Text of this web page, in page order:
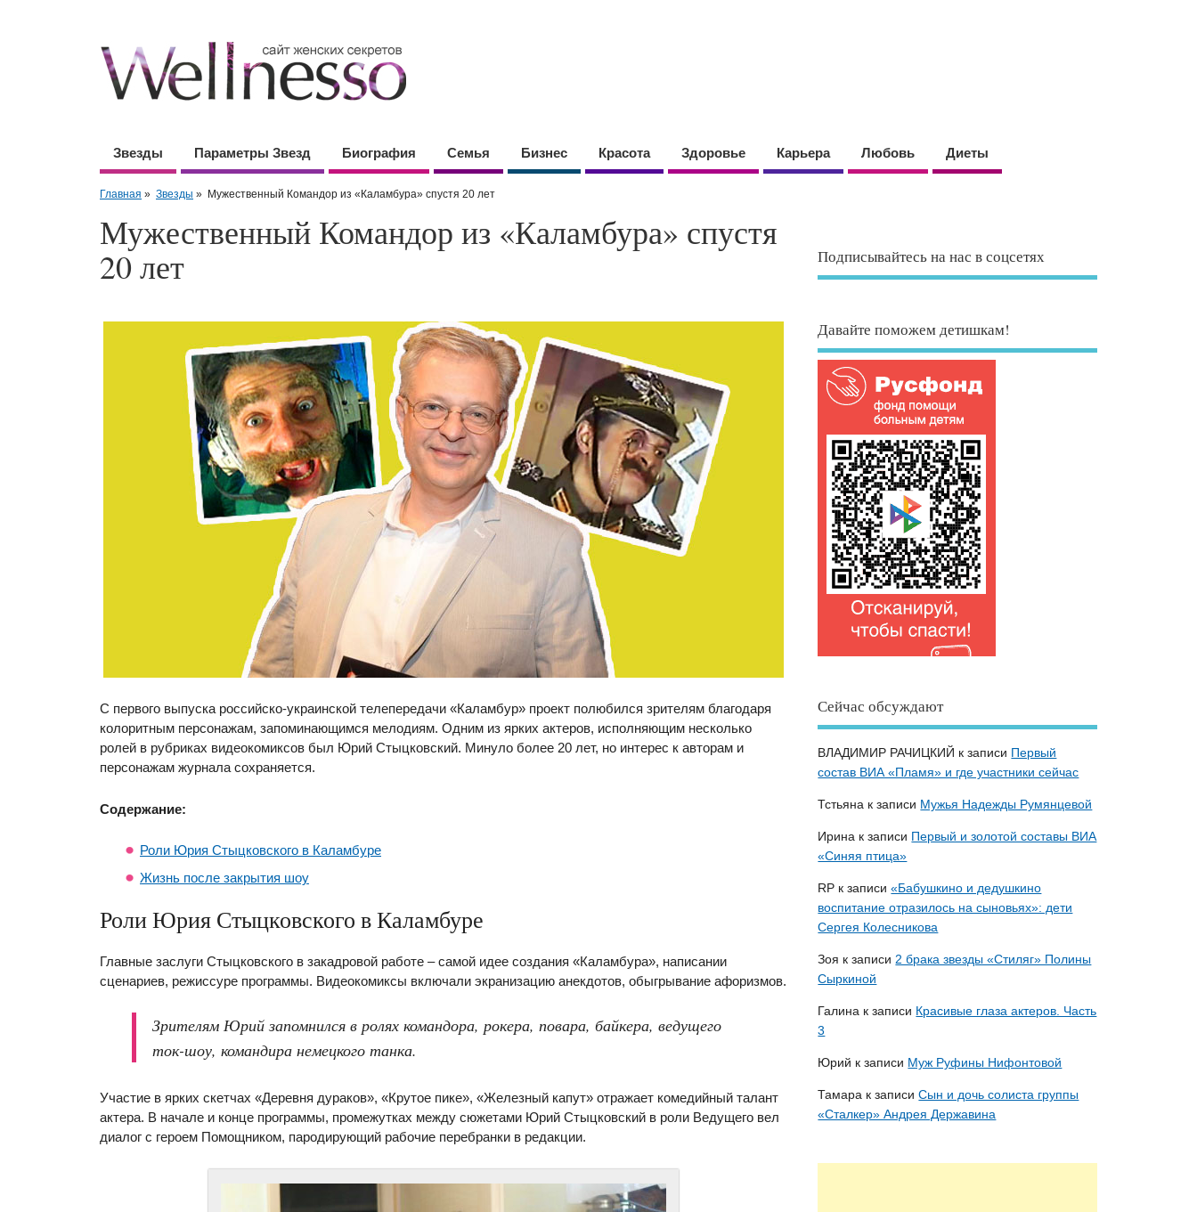
Звезды Параметры Звезд Биография Семья Бизнес Красота Здоровье Карьера Любовь Диеты
Главная » Звезды » Мужественный Командор из «Каламбура» спустя 20 лет
Мужественный Командор из «Каламбура» спустя
20 лет
С первого выпуска российско-украинской телепередачи «Каламбур» проект полюбился зрителям благодаря
колоритным персонажам, запоминающимся мелодиям. Одним из ярких актеров, исполняющим несколько
ролей в рубриках видеокомиксов был Юрий Стыцковский. Минуло более 20 лет, но интерес к авторам и
персонажам журнала сохраняется.
Содержание:
Роли Юрия Стыцковского в Каламбуре
Жизнь после закрытия шоу
Роли Юрия Стыцковского в Каламбуре
Главные заслуги Стыцковского в закадровой работе – самой идее создания «Каламбура», написании
сценариев, режиссуре программы. Видеокомиксы включали экранизацию анекдотов, обыгрывание афоризмов.
Зрителям Юрий запомнился в ролях командора, рокера, повара, байкера, ведущего
ток-шоу, командира немецкого танка.
Участие в ярких скетчах «Деревня дураков», «Крутое пике», «Железный капут» отражает комедийный талант
актера. В начале и конце программы, промежутках между сюжетами Юрий Стыцковский в роли Ведущего вел
диалог с героем Помощником, пародирующий рабочие перебранки в редакции.
Подписывайтесь на нас в соцсетях
Давайте поможем детишкам!
Сейчас обсуждают
ВЛАДИМИР РАЧИЦКИЙ к записи Первый
состав ВИА «Пламя» и где участники сейчас
Тстьяна к записи Мужья Надежды Румянцевой
Ирина к записи Первый и золотой составы ВИА
«Синяя птица»
RP к записи«Бабушкино и дедушкино
воспитание отразилось на сыновьях»: дети
Сергея Колесникова
Зоя к записи 2 брака звезды «Стиляг» Полины
Сыркиной
Галина к записи Красивые глаза актеров. Часть
3
Юрий к записи Муж Руфины Нифонтовой
Тамара к записиСын и дочь солиста группы
«Сталкер» Андрея Державина